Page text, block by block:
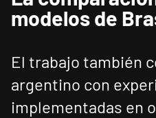
modelos de
El trabajo también
argentino con
implementadas en